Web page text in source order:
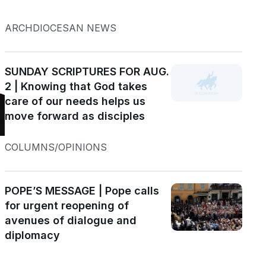
ARCHDIOCESAN NEWS
SUNDAY SCRIPTURES FOR AUG.
2 | Knowing that God takes
care of our needs helps us
move forward as disciples
COLUMNS/OPINIONS
POPE’S MESSAGE | Pope calls
for urgent reopening of
avenues of dialogue and
diplomacy